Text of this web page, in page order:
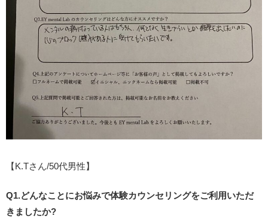
【K.Tさん/50代男性】
Q1.どんなことにお悩みで体験カウンセリングをご利用いただ
きましたか?